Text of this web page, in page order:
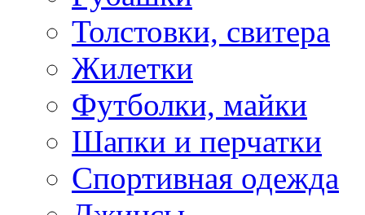
Толстовки, свитера
Жилетки
Футболки, майки
Шапки и перчатки
Спортивная одежда